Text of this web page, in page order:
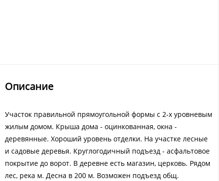
Описание
Участок правильной прямоугольной формы с 2-х уровневым
жилым домом. Крыша дома - оцинкованная, окна -
деревянные. Хороший уровень отделки. На участке лесные
и садовые деревья. Круглогодичный подъезд - асфальтовое
покрытие до ворот. В деревне есть магазин, церковь. Рядом
лес, река м. Десна в 200 м. Возможен подъезд общ.